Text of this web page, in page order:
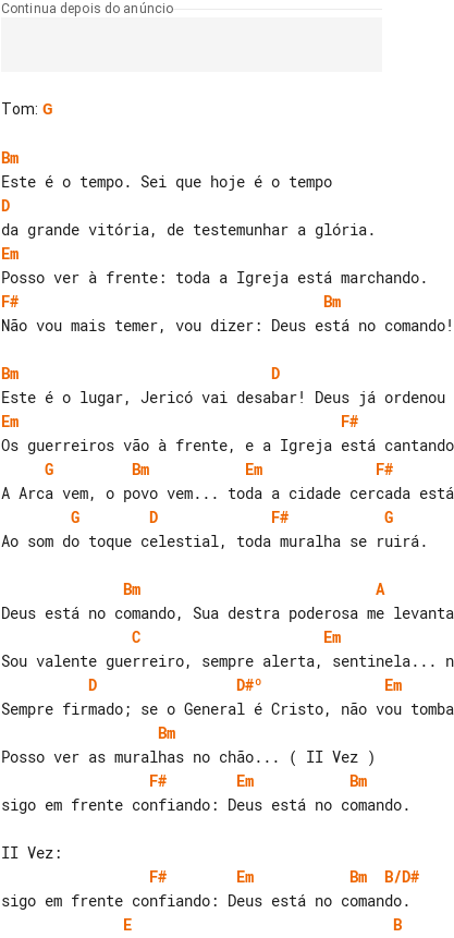
Continua depois do anúncio
Tom: G
Bm
D
Em
F#
Bm
Não vou mais temer, vou dizer: Deus está no comando!
Bm
D
Em
F#
G
Bm Em
F#
G
D F#
G
Ao som do toque celestial, toda muralha se ruirá.
Bm
A
C
Em
D
D#º
Em
Bm
F#
Em
Bm
sigo em frente confiando: Deus está no comando.
F#
Em Bm
B/D#
E
B